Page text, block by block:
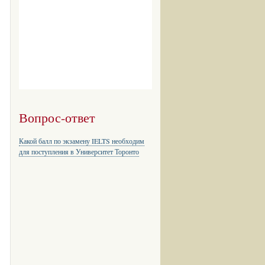
Вопрос-ответ
Какой балл по экзамену IELTS необходим
для поступления в Университет Торонто